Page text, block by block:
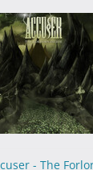
- The